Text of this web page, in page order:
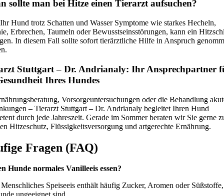
sollte man bei Hitze einen Tierarzt aufsuchen?
Hund trotz Schatten und Wasser Symptome wie starkes Hecheln,
Erbrechen, Taumeln oder Bewusstseinsstörungen, kann ein
In diesem Fall sollte sofort tierärztliche Hilfe in Anspruch
Stuttgart – Dr. Andrianaly: Ihr Ansprechpartner
Ihres Hundes
Vorsorgeuntersuchungen oder die Behandlung
– Tierarzt Stuttgart – Dr. Andrianaly begleitet Ihren Hund
durch jede Jahreszeit. Gerade im Sommer beraten wir Sie gerne
Hitzeschutz, Flüssigkeitsversorgung und artgerechte Ernährung.
Fragen (FAQ)
Hunde normales Vanilleeis essen?
Speiseeis enthält häufig Zucker, Aromen oder